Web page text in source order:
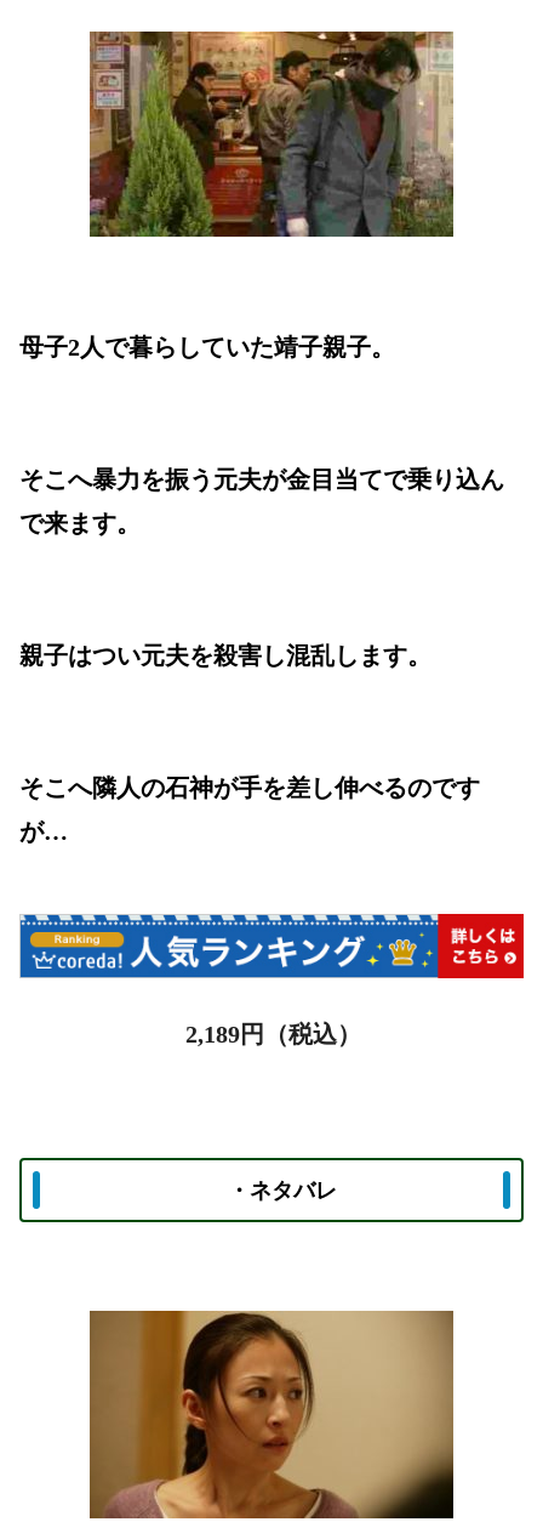
母子2人で暮らしていた靖子親子。
そこへ暴力を振う元夫が金目当てで乗り込ん
で来ます。
親子はつい元夫を殺害し混乱します。
そこへ隣人の石神が手を差し伸べるのです
が…
2,189円（税込）
・ネタバレ